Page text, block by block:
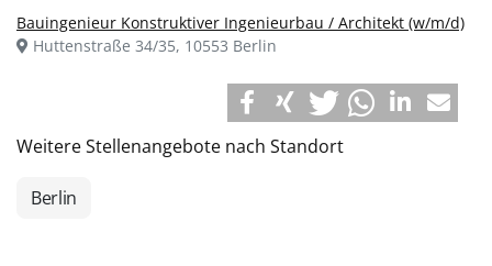
Bauingenieur Konstruktiver Ingenieurbau / Architekt (w/m/d)
Huttenstraße 34/35, 10553 Berlin
Weitere Stellenangebote nach Standort
Berlin